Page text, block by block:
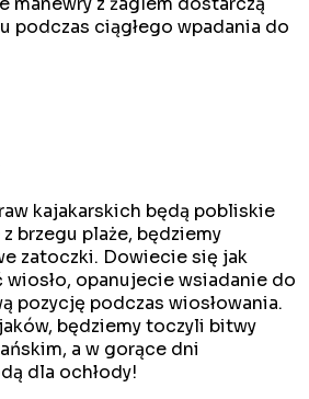
podczas ciągłego wpadania do
kajakarskich będą pobliskie
brzegu plaże, będziemy
zatoczki. Dowiecie się jak
wiosło, opanujecie wsiadanie do
pozycję podczas wiosłowania.
będziemy toczyli bitwy
a w gorące dni
dla ochłody!